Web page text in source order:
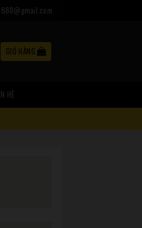
GIỎ HÀNG
HỆ